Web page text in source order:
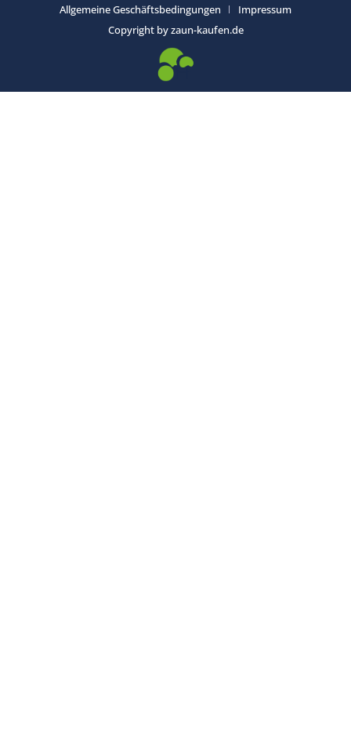
Allgemeine Geschäftsbedingungen
Impressum
Copyright by zaun-kaufen.de